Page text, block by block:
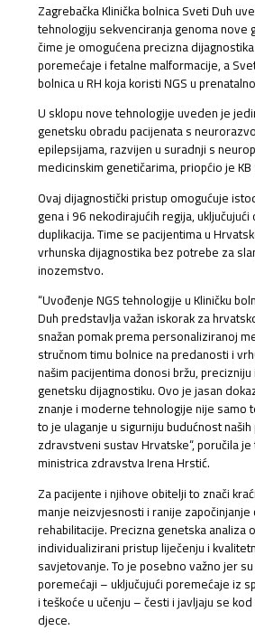
Zagrebačka Klinička bolnica Sveti Duh
tehnologiju sekvenciranja genoma nove
čime je omogućena precizna
poremećaje i fetalne malformacije, a
bolnica u RH koja koristi NGS u
U sklopu nove tehnologije uveden je
genetsku obradu pacijenata s
epilepsijama, razvijen u suradnji s
medicinskim genetičarima, priopćio je KB
Ovaj dijagnostički pristup omogućuje
gena i 96 nekodirajućih regija,
duplikacija. Time se pacijentima u
vrhunska dijagnostika bez potrebe za
inozemstvo.
“Uvođenje NGS tehnologije u Kliničku
Duh predstavlja važan iskorak za
snažan pomak prema personaliziranoj
stručnom timu bolnice na predanosti i
našim pacijentima donosi bržu,
genetsku dijagnostiku. Ovo je jasan
znanje i moderne tehnologije nije samo
to je ulaganje u sigurniju budućnost
zdravstveni sustav Hrvatske“, poručila
ministrica zdravstva Irena Hrstić.
Za pacijente i njihove obitelji to znači
manje neizvjesnosti i ranije započinjanje
rehabilitacije. Precizna genetska analiza
individualizirani pristup liječenju i
savjetovanje. To je posebno važno jer
poremećaji – uključujući poremećaje iz
i teškoće u učenju – česti i javljaju se
djece.